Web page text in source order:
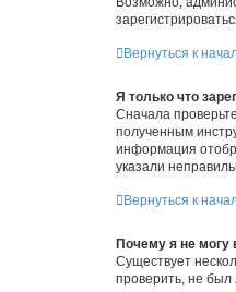
Вернуться к
Я только что
Сначала
полученным
информация
указали
Вернуться к
Почему я не могу
Существует
проверить, не был